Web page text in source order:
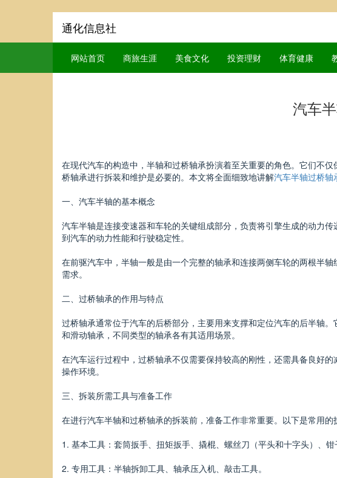
通化信息社
网站首页 商旅生涯 美食文化 投资理财 体育健康
汽车
在现代汽车的构造中，半轴和过桥轴承扮演着至关重要的角色。它们不
桥轴承进行拆装和维护是必要的。本文将全面细致地讲解汽车半轴过桥轴
一、汽车半轴的基本概念
汽车半轴是连接变速器和车轮的关键组成部分，负责将引擎生成的动力
到汽车的动力性能和行驶稳定性。
在前驱汽车中，半轴一般是由一个完整的轴承和连接两侧车轮的两根半
需求。
二、过桥轴承的作用与特点
过桥轴承通常位于汽车的后桥部分，主要用来支撑和定位汽车的后半轴
和滑动轴承，不同类型的轴承各有其适用场景。
在汽车运行过程中，过桥轴承不仅需要保持较高的刚性，还需具备良好
操作环境。
三、拆装所需工具与准备工作
在进行汽车半轴和过桥轴承的拆装前，准备工作非常重要。以下是常用的
1. 基本工具：套筒扳手、扭矩扳手、撬棍、螺丝刀（平头和十字头）、钳
2. 专用工具：半轴拆卸工具、轴承压入机、敲击工具。